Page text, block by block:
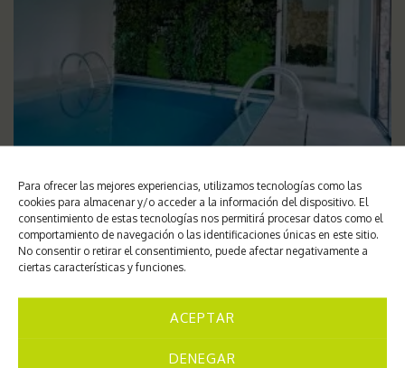
Para ofrecer las mejores experiencias, utilizamos tecnologías como las
cookies para almacenar y/o acceder a la información del dispositivo. El
consentimiento de estas tecnologías nos permitirá procesar datos como el
comportamiento de navegación o las identificaciones únicas en este sitio.
No consentir o retirar el consentimiento, puede afectar negativamente a
ciertas características y funciones.
ACEPTAR
DENEGAR